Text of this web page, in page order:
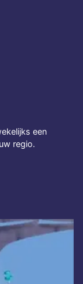
een
regio.